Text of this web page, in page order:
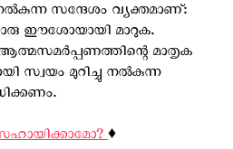
സന്ദേശം വ്യക്തമാണ്:
ഈശോയായി മാറുക.
മാതൃക
സ്വയം മുറിച്ചു നൽകുന്ന
♦️